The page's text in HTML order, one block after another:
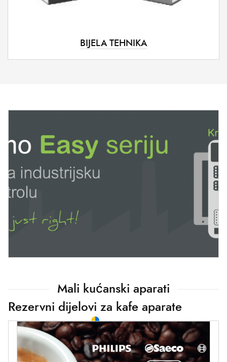
BIJELA TEHNIKA
Mali kućanski aparati
Rezervni dijelovi za kafe aparate